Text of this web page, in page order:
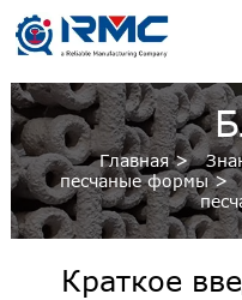
Главная>
песчаные формы>
Краткое